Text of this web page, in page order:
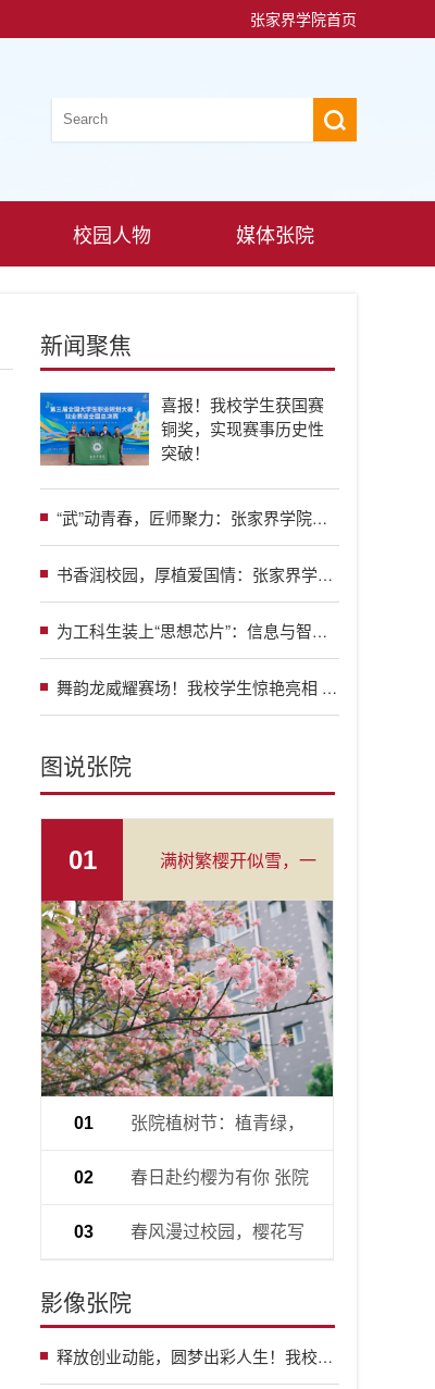
张家界学院首页
校园人物 媒体张院
新闻聚焦
喜报！我校学生获国赛
铜奖，实现赛事历史性
突破！
“武”动青春，匠师聚力：张家界学院举办大咖进校园系列活动
书香润校园，厚植爱国情：张家界学院2026年“书香校园”读经典阅读系列活动正式启动
为工科生装上“思想芯片”：信息与智能工程学院“智语·铸魂”党建品牌启航
舞韵龙威耀赛场！我校学生惊艳亮相 “龙超” 选拔赛开幕式
图说张院
01 满树繁樱开似雪，一
帘春色入怀来
01 张院植树节：植青绿，
育初心
02 春日赴约樱为有你 张院
社团游园会燃动校园
03 春风漫过校园，樱花写
影像张院
释放创业动能，圆梦出彩人生！我校举办2026年创业项目展示交流活动